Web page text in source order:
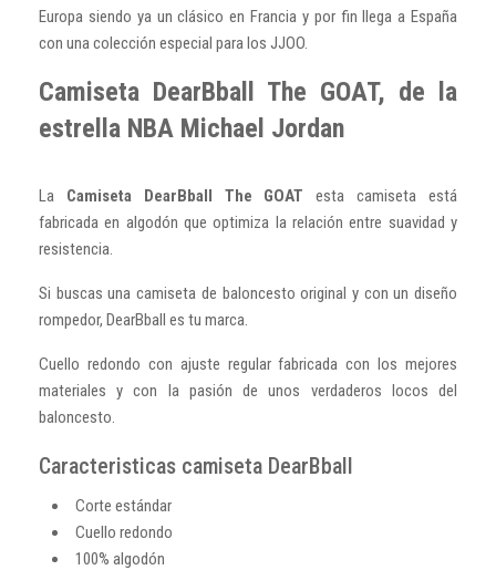
Europa siendo ya un clásico en Francia y por fin llega a España
con una colección especial para los JJOO.
Camiseta DearBball The GOAT, de la
estrella NBA Michael Jordan
La Camiseta DearBball The GOAT esta camiseta está
fabricada en algodón que optimiza la relación entre suavidad y
resistencia.
Si buscas una camiseta de baloncesto original y con un diseño
rompedor, DearBball es tu marca.
Cuello redondo con ajuste regular fabricada con los mejores
materiales y con la pasión de unos verdaderos locos del
baloncesto.
Caracteristicas camiseta DearBball
Corte estándar
Cuello redondo
100% algodón